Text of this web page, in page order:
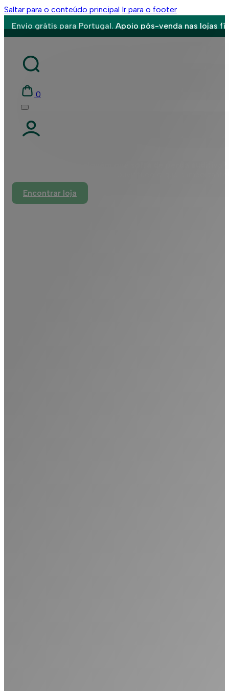
Saltar para o conteúdo principal Ir para o footer
Envio grátis para Portugal. Apoio pós-venda nas lojas
0
Encontrar loja